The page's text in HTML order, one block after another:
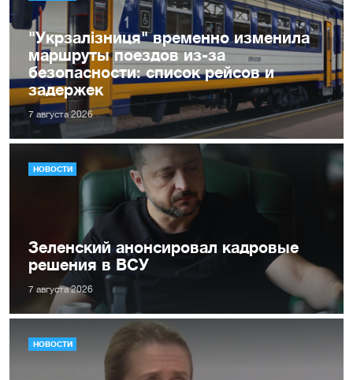
"Укрзалізниця" временно изменила
маршруты поездов из-за
безопасности: список рейсов и
задержек
7 августа 2026
НОВОСТИ
Зеленский анонсировал кадровые
решения в ВСУ
7 августа 2026
НОВОСТИ